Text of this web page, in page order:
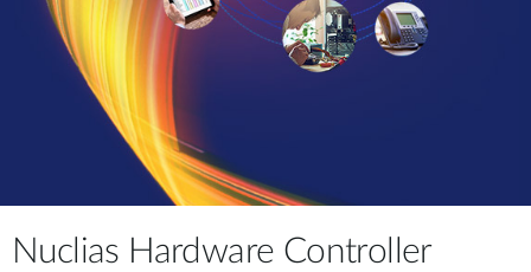
Nuclias Hardware Controller